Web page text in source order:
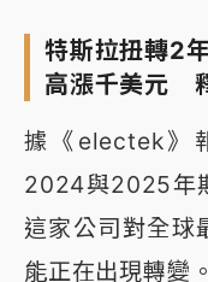
特斯拉扭轉2
高漲千美元
據《electek》
2024與2025年
這家公司對全球
能正在出現轉變。